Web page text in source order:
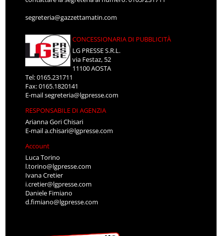
segreteria@gazzettamatin.com
CONCESSIONARIA DI PUBBLICITÀ
LG PRESSE S.R.L.
via Festaz, 52
11100 AOSTA
Tel: 0165.231711
Fax: 0165.1820141
E-mailsegreteria@lgpresse.com
RESPONSABILE DI AGENZIA
Arianna Gori Chisari
E-maila.chisari@lgpresse.com
Account
Luca Torino
l.torino@lgpresse.com
Ivana Cretier
i.cretier@lgpresse.com
Daniele Fimiano
d.fimiano@lgpresse.com